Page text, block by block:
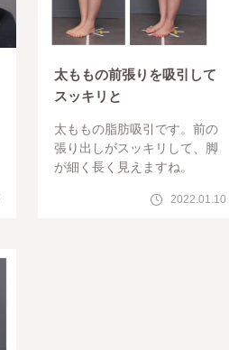
太ももの前張りを吸引して
スッキリと
太ももの脂肪吸引です。前の
張り出しがスッキリして、脚
が細く長く見えますね。
2022.01.10